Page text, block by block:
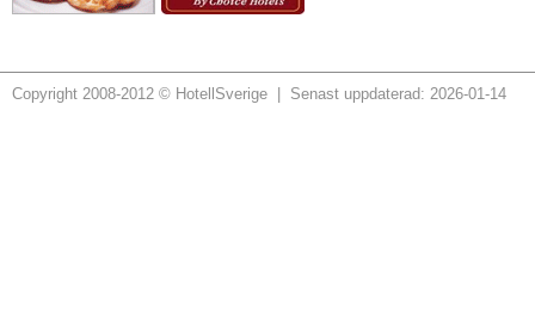
Copyright 2008-2012 © HotellSverige | Senast uppdaterad: 2026-01-14